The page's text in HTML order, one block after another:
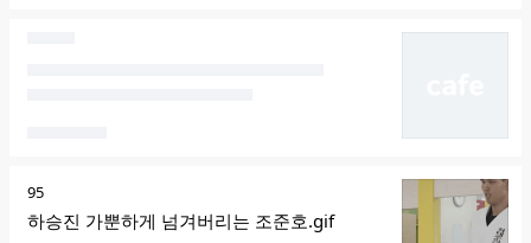
순
위
95
하승진 가뿐하게 넘겨버리는 조준호.gif